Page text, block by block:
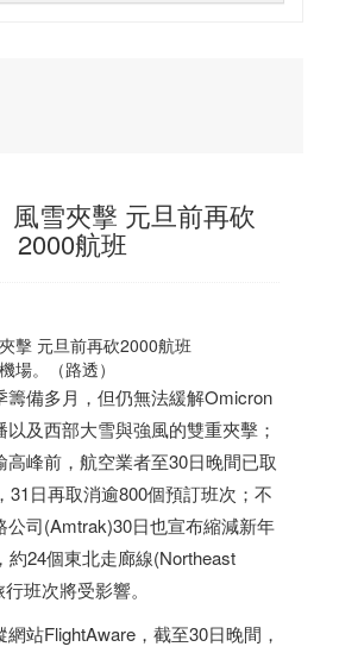
風雪夾擊 元旦前再砍
2000航班
場。（路透）
籌備多月，但仍無法緩解Omicron
及西部大雪與強風的雙重夾擊；
峰前，航空業者至30日晚間已取
31日再取消逾800個預訂班次；不
公司(Amtrak)30日也宣布縮減新年
約24個東北走廊線(Northeast
班次將受影響。
站FlightAware，截至30日晚間，